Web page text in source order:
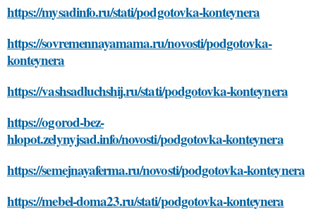
https://mysadinfo.ru/stati/podgotovka-konteynera
https://sovremennayamama.ru/novosti/podgotovka-
konteynera
https://vashsadluchshij.ru/stati/podgotovka-konteynera
https://ogorod-bez-
hlopot.zelynyjsad.info/novosti/podgotovka-konteynera
https://semejnayaferma.ru/novosti/podgotovka-konteynera
https://mebel-doma23.ru/stati/podgotovka-konteynera